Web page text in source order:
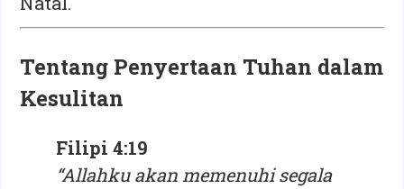
Tentang Penyertaan Tuhan dalam
Kesulitan
Filipi 4:19
“Allahku akan memenuhi segala